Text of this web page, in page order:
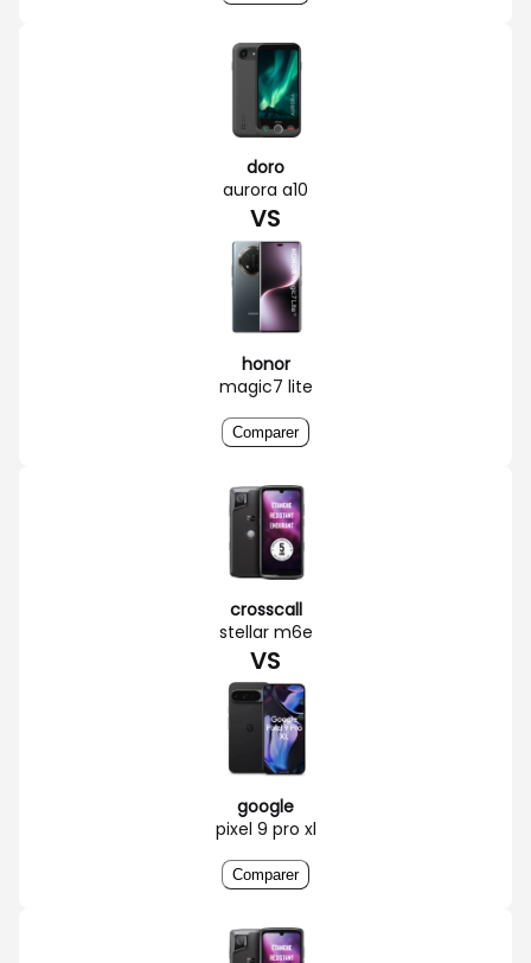
doro
aurora a10
VS
honor
magic7 lite
Comparer
crosscall
stellar m6e
VS
google
pixel 9 pro xl
Comparer